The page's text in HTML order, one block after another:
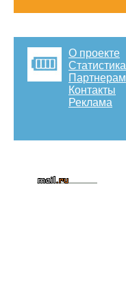
О проекте
Статистика
Партнерам
Контакты
Реклама